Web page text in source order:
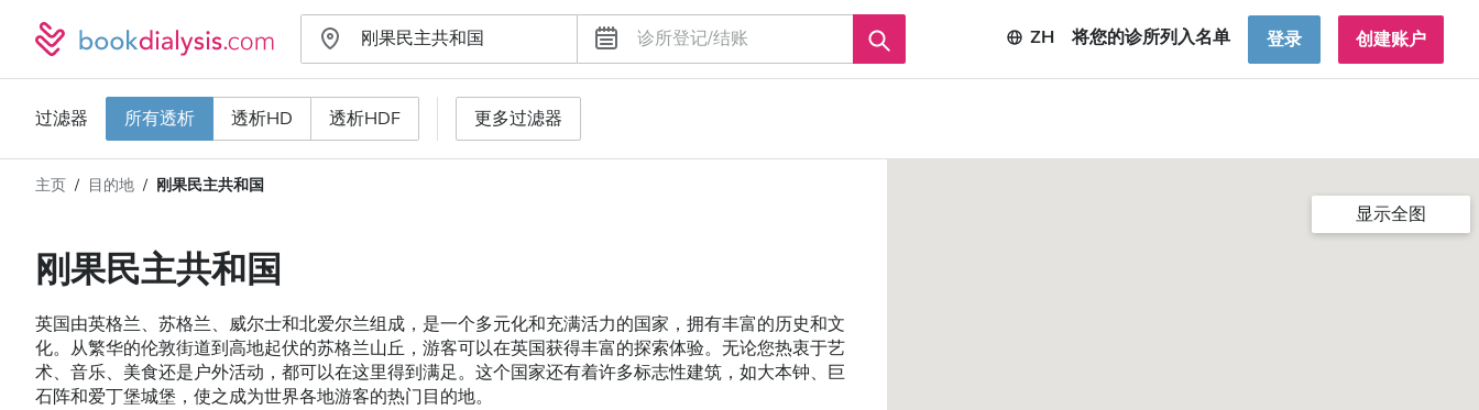
ZH 将您的诊所列入名单 登录 创建账户
过滤器 所有透析 透析HD 透析HDF 更多过滤器
透析类型
所有透析
透析HDF
距离
评分
价格
主页 目的地 刚果民主共和国
刚果民主共和国
英国由英格兰、苏格兰、威尔士和北爱尔兰组成，是一个多元化和充满活力的国家，拥有丰富的历史和文
化。从繁华的伦敦街道到高地起伏的苏格兰山丘，游客可以在英国获得丰富的探索体验。无论您热衷于艺
术、音乐、美食还是户外活动，都可以在这里得到满足。这个国家还有着许多标志性建筑，如大本钟、巨
石阵和爱丁堡城堡，使之成为世界各地游客的热门目的地。
显示全图